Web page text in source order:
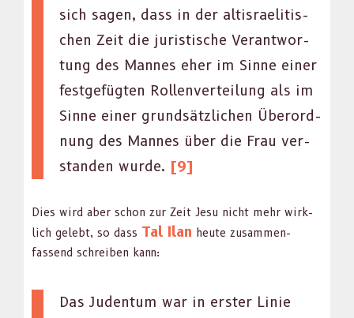
sich sagen, dass in der altisraelitis­
chen Zeit die juris­tis­che Ver­ant­wor­
tung des Mannes eher im Sinne ein­er
fest­ge­fügten Rol­len­verteilung als im
Sinne ein­er grund­sät­zlichen Überord­
nung des Mannes über die Frau ver­
standen wurde. [9]
Dies wird aber schon zur Zeit Jesu nicht mehr wirk­
lich gelebt, so dass Tal Ilan heute zusam­men­
fassend schreiben kann:
Das Juden­tum war in erster Lin­ie